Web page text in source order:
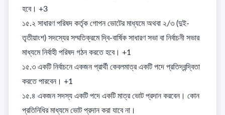
হবে। +3
১৫.২ সাধারণ পরিষদ কর্তৃক গোপন ভোটের মাধ্যমে অথবা ২/৩ (দুই-
তৃতীয়াংশ) সদস্যের সম্মতিক্রমে দ্বি-বার্ষিক সাধারণ সভা বা নির্বাচনী সভার
মাধ্যমে নির্বাহী পরিষদ গঠন করতে হবে। +1
১৫.৩ একটি নির্বাচনে একজন প্রার্থী কেবলমাত্র একটি পদে প্রতিদ্বন্দ্বিতা
করতে পারবেন। +1
১৫.৪ একজন সদস্য একটি পদে একটি মাত্র ভোট প্রদান করবেন। কোন
প্রতিনিধির মাধ্যমে ভোট প্রদান করা যাবে না।